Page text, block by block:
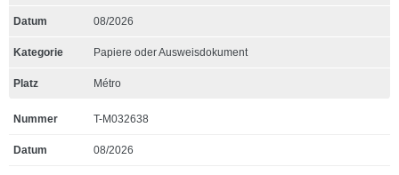
08/2026
Papiere oder Ausweisdokument
Métro
T-M032638
08/2026